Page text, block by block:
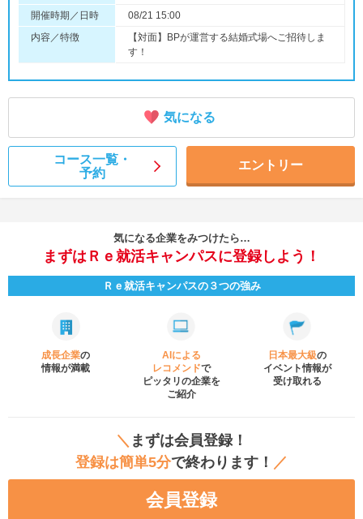
開催時期／日時
08/21 15:00
内容／特徴
【対面】BPが運営する結婚式場へご招待しま
す！
気になる
コース一覧・
予約
エントリー
気になる企業をみつけたら…
まずはＲｅ就活キャンパスに登録しよう！
Ｒｅ就活キャンパスの３つの強み
成長企業の
情報が満載
AIによる
レコメンドで
ピッタリの企業を
ご紹介
日本最大級の
イベント情報が
受け取れる
＼ まずは会員登録！
登録は簡単5分で終わります！ ／
会員登録